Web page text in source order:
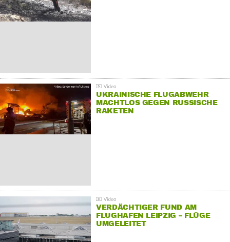
UKRAINISCHE FLUGABWEHR
MACHTLOS GEGEN RUSSISCHE
RAKETEN
VERDÄCHTIGER FUND AM
FLUGHAFEN LEIPZIG – FLÜGE
UMGELEITET